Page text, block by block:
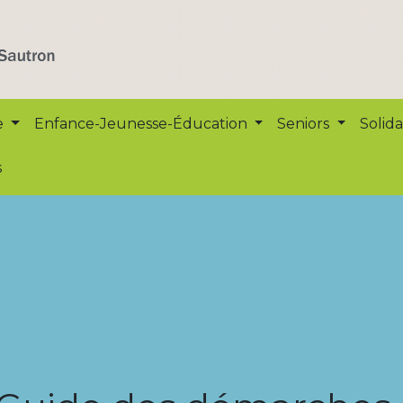
Enfance-Jeunesse-Éducation Seniors